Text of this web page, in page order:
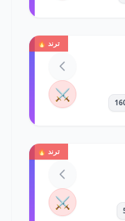
ترند 🔥
⚔️
ترند 🔥
⚔️